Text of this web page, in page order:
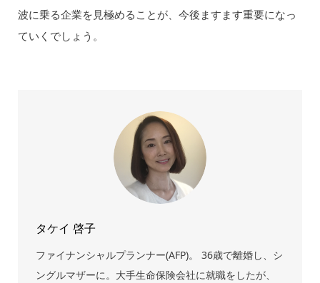
波に乗る企業を見極めることが、今後ますます重要になっ
ていくでしょう。
タケイ 啓子
ファイナンシャルプランナー(AFP)。 36歳で離婚し、シ
ングルマザーに。大手生命保険会社に就職をしたが、